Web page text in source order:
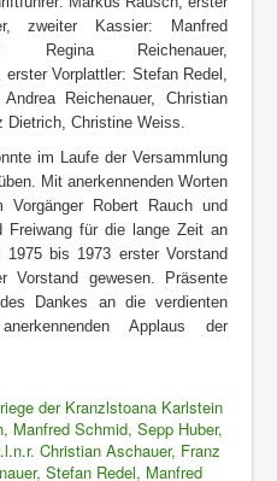
zweiter Kassier: Manfred
Regina Reichenauer,
Vorplattler: Stefan Redel,
Reichenauer, Christian
Christine Weiss.
im Laufe der Versammlung
Mit anerkennenden Worten
Robert Rauch und
Freiwang für die lange Zeit an
bis 1973 erster Vorstand
Vorstand gewesen. Präsente
Dankes an die verdienten
Applaus der